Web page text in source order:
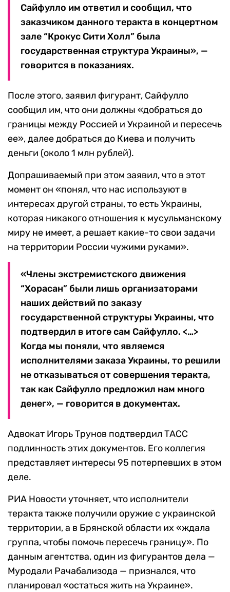
Сайфулло им ответил и сообщил, что
заказчиком данного теракта в концертном
зале “Крокус Сити Холл” была
государственная структура Украины», —
говорится в показаниях.
После этого, заявил фигурант, Сайфулло
сообщил им, что они должны «добраться до
границы между Россией и Украиной и пересечь
ее», далее добраться до Киева и получить
деньги (около 1 млн рублей).
Допрашиваемый при этом заявил, что в этот
момент он «понял, что нас используют в
интересах другой страны, то есть Украины,
которая никакого отношения к мусульманскому
миру не имеет, а решает какие-то свои задачи
на территории России чужими руками».
«Члены экстремистского движения
“Хорасан” были лишь организаторами
наших действий по заказу
государственной структуры Украины, что
подтвердил в итоге сам Сайфулло. <…>
Когда мы поняли, что являемся
исполнителями заказа Украины, то решили
не отказываться от совершения теракта,
так как Сайфулло предложил нам много
денег», — говорится в документах.
Адвокат Игорь Трунов подтвердил ТАСС
подлинность этих документов. Его коллегия
представляет интересы 95 потерпевших в этом
деле.
РИА Новости уточняет, что исполнители
теракта также получили оружие с украинской
территории, а в Брянской области их «ждала
группа, чтобы помочь пересечь границу». По
данным агентства, один из фигурантов дела —
Муродали Рачабализода — признался, что
планировал «остаться жить на Украине».